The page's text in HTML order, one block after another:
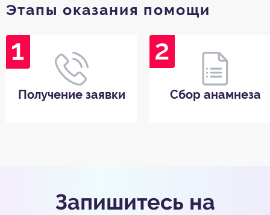
Этапы оказания помощи
Получение заявки Сбор анамнеза
Запишитесь на